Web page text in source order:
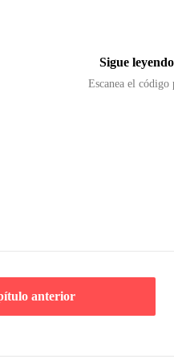
Sigue
Escanea el código
anterior